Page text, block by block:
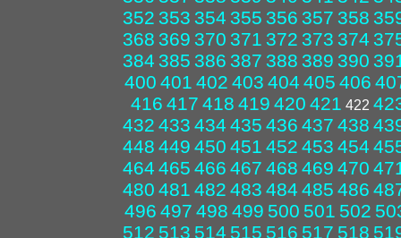
352 353 354 355 356 357 358
368 369 370 371 372 373 374
384 385 386 387 388 389 390
400 401 402 403 404 405 406
416 417 418 419 420 421 422
432 433 434 435 436 437 438
448 449 450 451 452 453 454
464 465 466 467 468 469 470
480 481 482 483 484 485 486
496 497 498 499 500 501 502
512 513 514 515 516 517 518